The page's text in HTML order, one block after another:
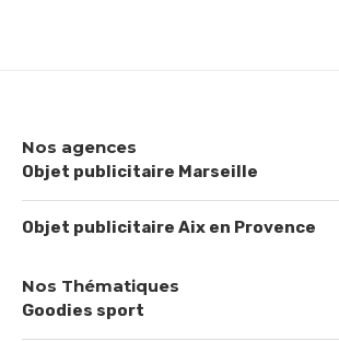
Nos agences
Objet publicitaire Marseille
Objet publicitaire Aix en Provence
Nos Thématiques
Goodies sport